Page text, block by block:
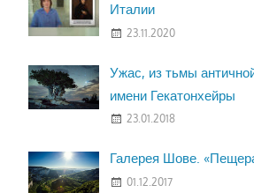
Италии
23.11.2020
Ужас, из тьмы
имени Гекатонхейры
23.01.2018
Галерея Шове.
01.12.2017